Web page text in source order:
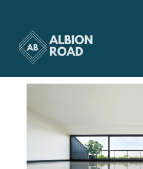
grande maison
par